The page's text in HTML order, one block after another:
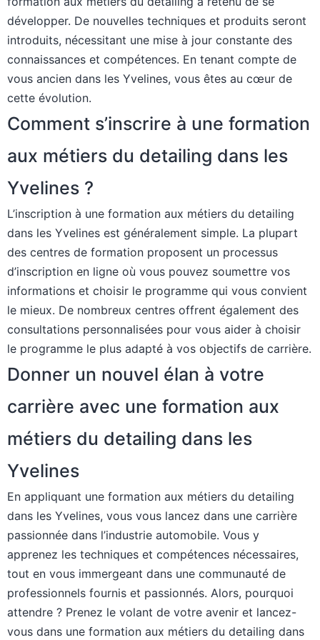
développer. De nouvelles techniques et produits seront
introduits, nécessitant une mise à jour constante des
connaissances et compétences. En tenant compte de
vous ancien dans les Yvelines, vous êtes au cœur de
cette évolution.
Comment s’inscrire à une formation
aux métiers du detailing dans les
Yvelines ?
L’inscription à une formation aux métiers du detailing
dans les Yvelines est généralement simple. La plupart
des centres de formation proposent un processus
d’inscription en ligne où vous pouvez soumettre vos
informations et choisir le programme qui vous convient
le mieux. De nombreux centres offrent également des
consultations personnalisées pour vous aider à choisir
le programme le plus adapté à vos objectifs de carrière.
Donner un nouvel élan à votre
carrière avec une formation aux
métiers du detailing dans les
Yvelines
En appliquant une formation aux métiers du detailing
dans les Yvelines, vous vous lancez dans une carrière
passionnée dans l’industrie automobile. Vous y
apprenez les techniques et compétences nécessaires,
tout en vous immergeant dans une communauté de
professionnels fournis et passionnés. Alors, pourquoi
attendre ? Prenez le volant de votre avenir et lancez-
vous dans une formation aux métiers du detailing dans